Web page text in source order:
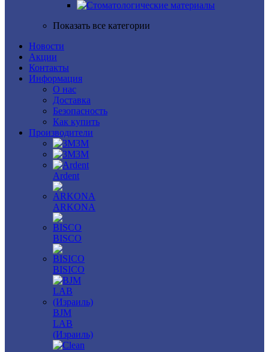
Показать все категории
Новости
Акции
Контакты
Информация
О нас
Доставка
Безопасность
Как купить
Производители
3M
3М
Ardent
ARKONA
BISCO
BISICO
BJM
LAB
(Израиль)